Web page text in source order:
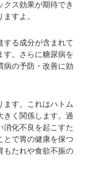
クス効果が期待でき
すよ。
する成分が含まれて
す。さらに糖尿病を
病の予防・改善に効
ます。これはハトム
きく関係します。過
消化不良を起こすた
とで胃の健康を保つ
もたれや食欲不振の